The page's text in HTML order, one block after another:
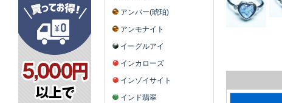
アンバー(琥珀)
アンモナイト
イーグルアイ
インカローズ
インゾイサイト
インド翡翠